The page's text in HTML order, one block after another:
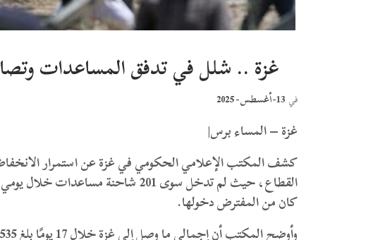
غزة .. شلل في تدفق المساعدات
في 13-أغسطس- 2025
غزة – المساء برس|
كشف المكتب الإعلامي الحكومي في غزة عن استمرار
كان من المفترض دخولها.